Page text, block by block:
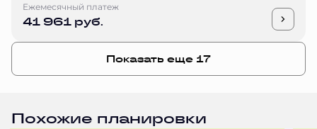
Ежемесячный платеж
41 961 руб.
Показать еще 17
Похожие планировки